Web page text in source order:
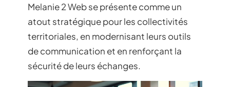
Melanie 2 Web se présente comme un
atout stratégique pour les collectivités
territoriales, en modernisant leurs outils
de communication et en renforçant la
sécurité de leurs échanges.